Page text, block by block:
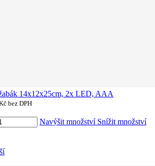
14x12x25cm, 2x LED, AAA
bez DPH
Navýšit množství Snížit množství